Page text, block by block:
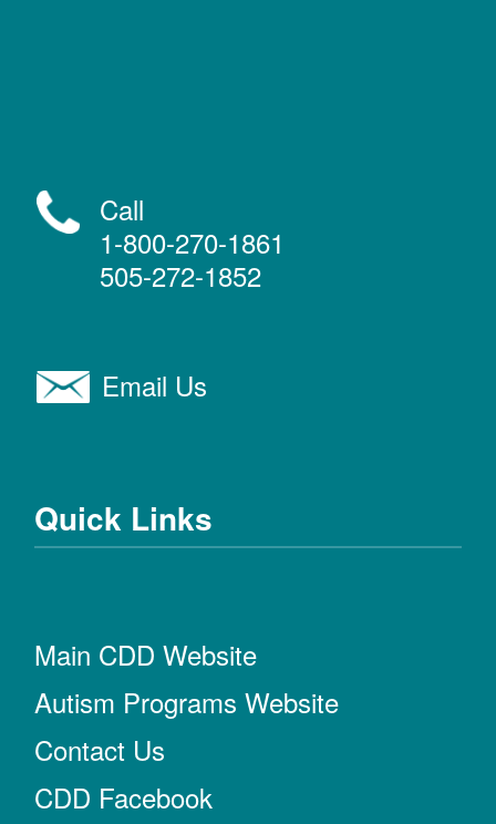
Call
1-800-270-1861
505-272-1852
Email Us
Quick Links
Main CDD Website
Autism Programs Website
Contact Us
CDD Facebook